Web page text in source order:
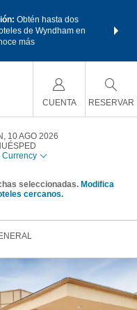
Obtén hasta dos
de Wyndham en
más
de viaje
CUENTA RESERVAR
10 AGO 2026
Currency
seleccionadas. Modifica
cercanos.